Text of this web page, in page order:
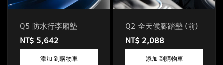
Q5 防水行李廂墊
NT$ 5,642
添加 到購物車
Q2 全天候腳踏墊 (前)
NT$ 2,088
添加 到購物車